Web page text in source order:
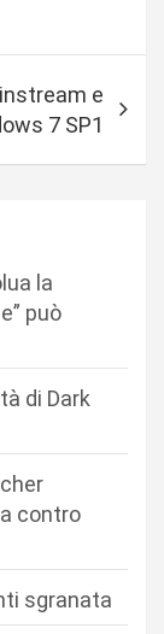
e
7 SP1
la
può
di Dark
contro
sgranata